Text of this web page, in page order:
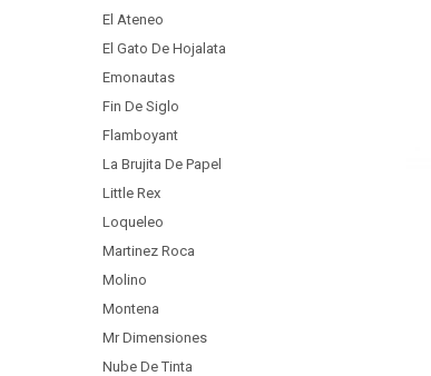
El Ateneo
El Gato De Hojalata
Emonautas
Fin De Siglo
Flamboyant
La Brujita De Papel
Little Rex
Loqueleo
Martinez Roca
Molino
Montena
Mr Dimensiones
Nube De Tinta